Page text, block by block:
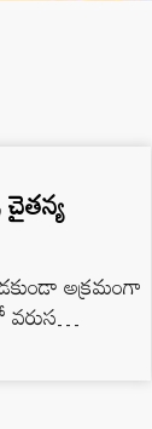
అక్రమంగా
బొద్దుల